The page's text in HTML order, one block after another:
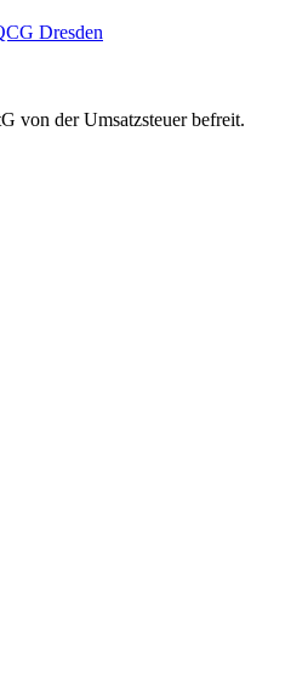
Dresden
von der Umsatzsteuer befreit.